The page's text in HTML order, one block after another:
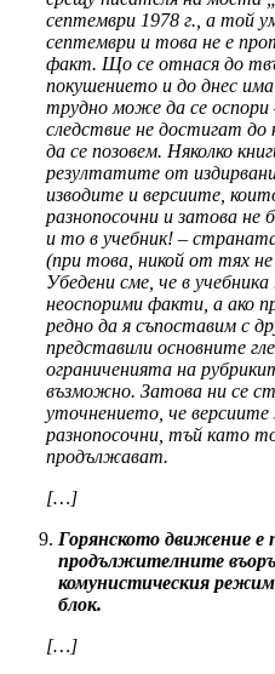
септември 1978 г., а той
септември и това не е
факт. Що се отнася до
покушението и до днес
трудно може да се оспори
следствие не достигат до
да се позовем. Няколко
резултатите от
изводите и версиите,
разнопосочни и затова не
и то в учебник! –
(при това, никой от тях
Убедени сме, че в
неоспорими факти, а ако
редно да я съпоставим с
представили основните
ограниченията на
възможно. Затова ни се
уточнението, че версиите
разнопосочни, тъй като
продължават.
[…]
Горянското движение е
продължителните
комунистическия
блок.
[…]